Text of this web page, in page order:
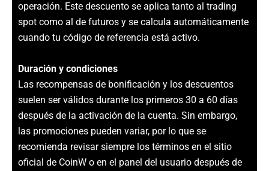
operación. Este descuento se aplica tanto al trading
spot como al de futuros y se calcula automáticamente
cuando tu código de referencia está activo.
Duración y condiciones
Las recompensas de bonificación y los descuentos
suelen ser válidos durante los primeros 30 a 60 días
después de la activación de la cuenta. Sin embargo,
las promociones pueden variar, por lo que se
recomienda revisar siempre los términos en el sitio
oficial de CoinW o en el panel del usuario después de